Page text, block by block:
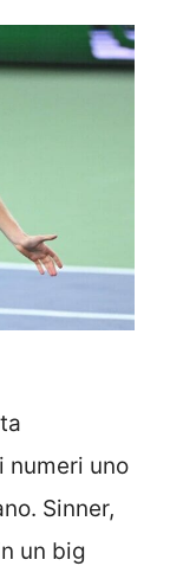
numeri uno
Sinner,
un big